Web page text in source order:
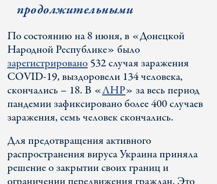
продолжительными
По состоянию на 8 июня, в «Донецкой
Народной Республике» было
зарегистрировано532 случая заражения
COVID-19, выздоровели 134 человека,
скончались – 18. В «ЛНР» за весь период
пандемии зафиксировано более 400 случаев
заражения, семь человек скончались.
Для предотвращения активного
распространения вируса Украина приняла
решение о закрытии своих границ и